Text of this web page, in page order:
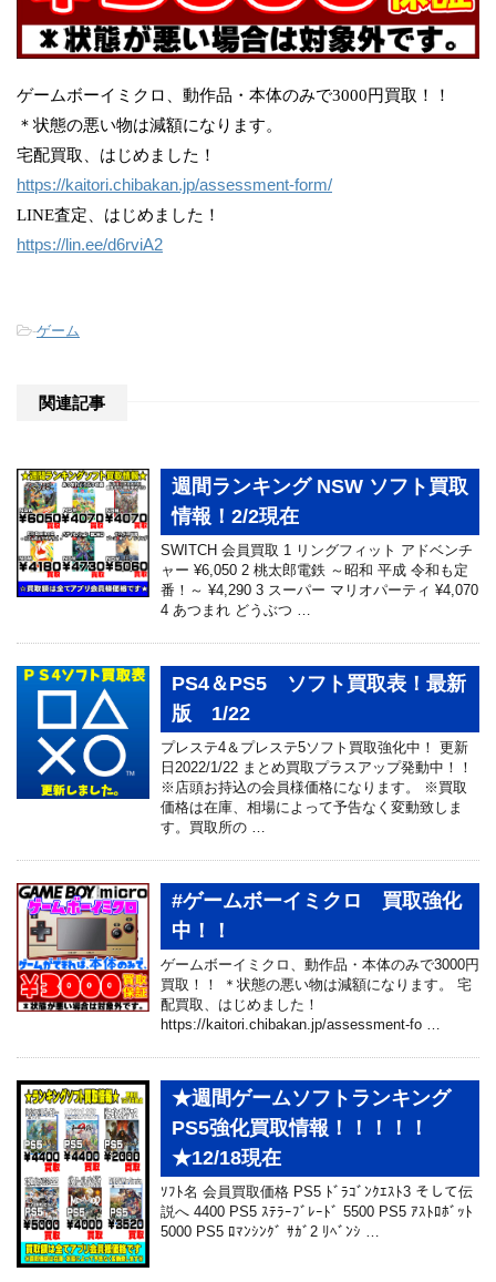
ゲームボーイミクロ、動作品・本体のみで3000円買取！！
＊状態の悪い物は減額になります。
宅配買取、はじめました！
https://kaitori.chibakan.jp/assessment-form/
LINE査定、はじめました！
https://lin.ee/d6rviA2
-ゲーム
関連記事
週間ランキング NSW ソフト買取
情報！2/2現在
SWITCH 会員買取 1 リングフィット アドベンチ
ャー ¥6,050 2 桃太郎電鉄 ～昭和 平成 令和も定
番！～ ¥4,290 3 スーパー マリオパーティ ¥4,070
4 あつまれ どうぶつ …
PS4＆PS5 ソフト買取表！最新
版 1/22
プレステ4＆プレステ5ソフト買取強化中！ 更新
日2022/1/22 まとめ買取プラスアップ発動中！！
※店頭お持込の会員様価格になります。 ※買取
価格は在庫、相場によって予告なく変動致しま
す。買取所の …
#ゲームボーイミクロ 買取強化
中！！
ゲームボーイミクロ、動作品・本体のみで3000円
買取！！ ＊状態の悪い物は減額になります。 宅
配買取、はじめました！
https://kaitori.chibakan.jp/assessment-fo …
★週間ゲームソフトランキング
PS5強化買取情報！！！！！
★12/18現在
ｿﾌﾄ名 会員買取価格 PS5 ﾄﾞﾗｺﾞﾝｸｴｽﾄ3 そして伝
説へ 4400 PS5 ｽﾃﾗｰﾌﾞﾚｰﾄﾞ 5500 PS5 ｱｽﾄﾛﾎﾞｯﾄ
5000 PS5 ﾛﾏﾝｼﾝｸﾞ ｻｶﾞ2 ﾘﾍﾞﾝｼ …